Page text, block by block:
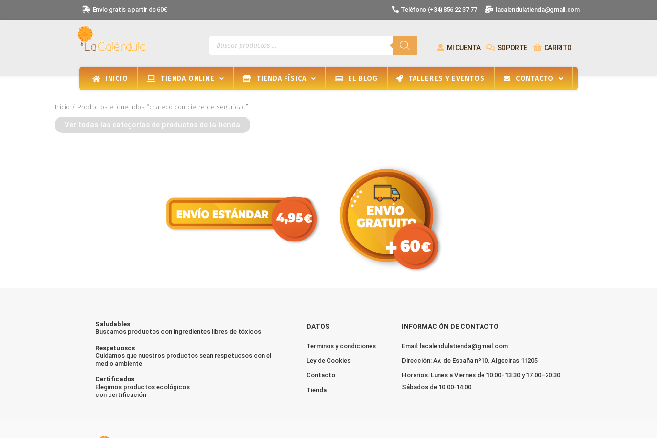
Envío gratis a partir de 60€ Teléfono (+34) 856 22 37 77 lacalendulatienda@gmail.com
MI CUENTA SOPORTE CARRITO
INICIO TIENDA ONLINE TIENDA FÍSICA EL BLOG TALLERES Y EVENTOS CONTACTO
Inicio / Productos etiquetados “chaleco con cierre de seguridad”
Ver todas las categorías de productos de la tienda
Saludables
Buscamos productos con ingredientes libres de tóxicos
Respetuosos
Cuidamos que nuestros productos sean respetuosos con el
medio ambiente
Certificados
Elegimos productos ecológicos
con certificación
DATOS
Terminos y condiciones
Ley de Cookies
Contacto
Tienda
INFORMACIÓN DE CONTACTO
Email: lacalendulatienda@gmail.com
Dirección: Av. de España nº10. Algeciras 11205
Horarios: Lunes a Viernes de 10:00–13:30 y 17:00–20:30
Sábados de 10:00-14:00